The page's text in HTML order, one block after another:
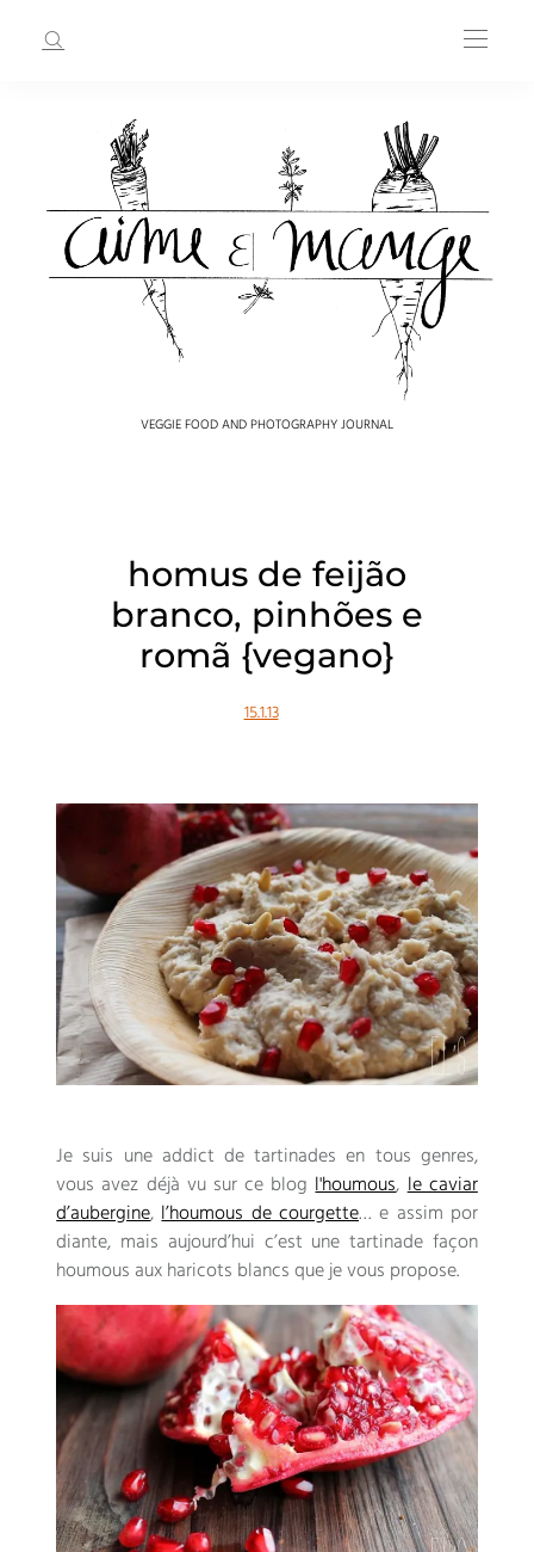
VEGGIE FOOD AND PHOTOGRAPHY JOURNAL
homus de feijão
branco, pinhões e
romã {vegano}
15.1.13
Je suis une addict de tartinades en tous genres,
vous avez déjà vu sur ce blog l'houmous,le caviar
d’aubergine,l’houmous de courgette… e assim por
diante, mais aujourd’hui c’est une tartinade façon
houmous aux haricots blancs que je vous propose.